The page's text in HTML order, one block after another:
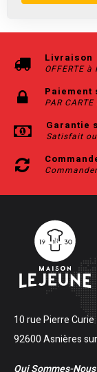
Livraison
OFFERTE à
Paiement
PAR
Garantie
Satisfait
10 rue Pierre Curie
92600 Asnières
Qui Sommes-Nous